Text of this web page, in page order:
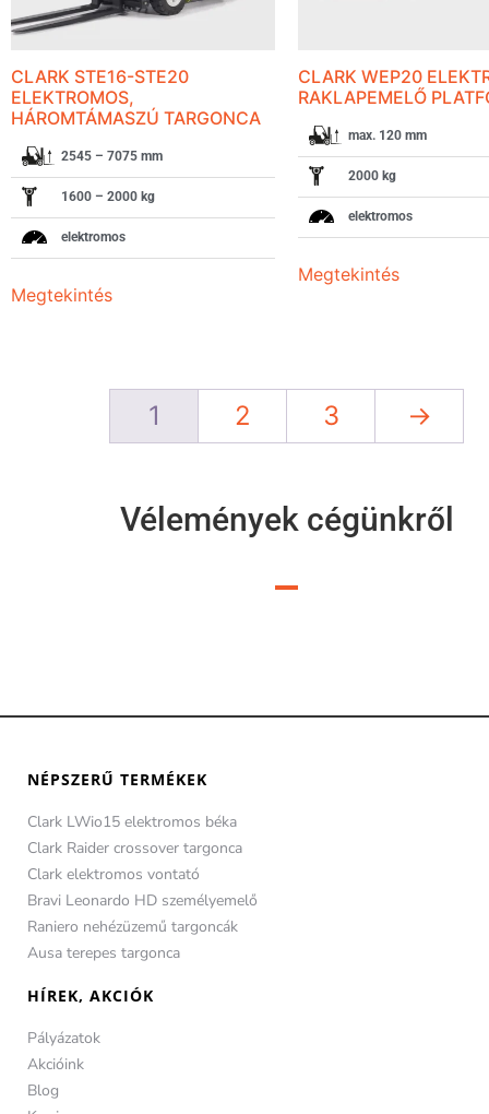
CLARK STE16-STE20
ELEKTROMOS,
HÁROMTÁMASZÚ TARGONCA
2545 – 7075 mm
1600 – 2000 kg
elektromos
Megtekintés
CLARK WEP20
RAKLAPEMELŐ
max. 120 mm
2000 kg
elektromos
Megtekintés
1 2 3 →
Vélemények cégünkről
NÉPSZERŰ TERMÉKEK
Clark LWio15 elektromos béka
Clark Raider crossover targonca
Clark elektromos vontató
Bravi Leonardo HD személyemelő
Raniero nehézüzemű targoncák
Ausa terepes targonca
HÍREK, AKCIÓK
Pályázatok
Akcióink
Blog